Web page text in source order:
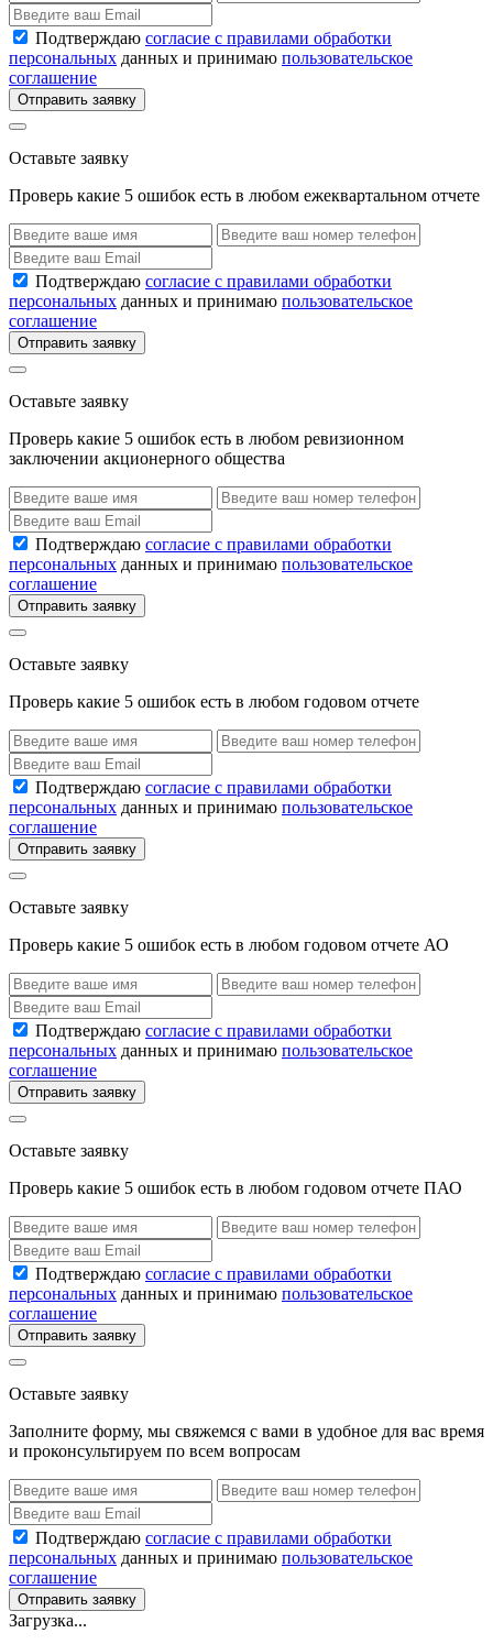
Подтверждаю согласие с правилами обработки
персональных данных и принимаю пользовательское
соглашение
Отправить заявку
Оставьте заявку
Проверь какие 5 ошибок есть в любом ежеквартальном отчете
Подтверждаю согласие с правилами обработки
персональных данных и принимаю пользовательское
соглашение
Отправить заявку
Оставьте заявку
Проверь какие 5 ошибок есть в любом ревизионном
заключении акционерного общества
Подтверждаю согласие с правилами обработки
персональных данных и принимаю пользовательское
соглашение
Отправить заявку
Оставьте заявку
Проверь какие 5 ошибок есть в любом годовом отчете
Подтверждаю согласие с правилами обработки
персональных данных и принимаю пользовательское
соглашение
Отправить заявку
Оставьте заявку
Проверь какие 5 ошибок есть в любом годовом отчете АО
Подтверждаю согласие с правилами обработки
персональных данных и принимаю пользовательское
соглашение
Отправить заявку
Оставьте заявку
Проверь какие 5 ошибок есть в любом годовом отчете ПАО
Подтверждаю согласие с правилами обработки
персональных данных и принимаю пользовательское
соглашение
Отправить заявку
Оставьте заявку
Заполните форму, мы свяжемся с вами в удобное для вас время
и проконсультируем по всем вопросам
Подтверждаю согласие с правилами обработки
персональных данных и принимаю пользовательское
соглашение
Отправить заявку
Загрузка...